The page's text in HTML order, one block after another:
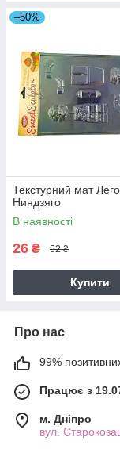
–50%
Текстурний мат Лего
Ниндзяго
В наявності
26 ₴ 52 ₴
Купити
Про нас
99%
Працює з
м. Дніпро
вул.